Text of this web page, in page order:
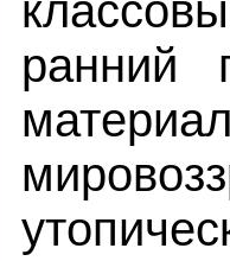
ранний